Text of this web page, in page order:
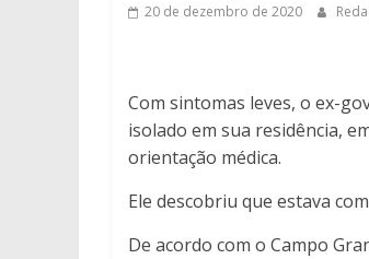
20 de dezembro de 2020
Com sintomas leves, o ex-
isolado em sua residência,
orientação médica.
Ele descobriu que estava
De acordo com o Campo